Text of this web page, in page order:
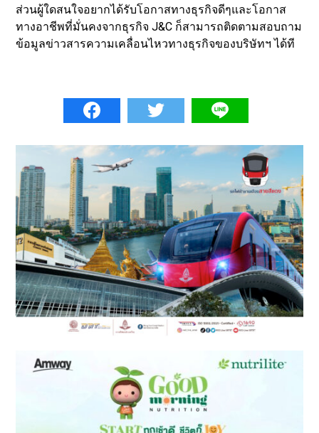
ส่วนผู้ใดสนใจอยากได้รับโอกาสทางธุรกิจดีๆและโอกาส
ทางอาชีพที่มั่นคงจากธุรกิจ J&C ก็สามารถติดตามสอบถาม
ข้อมูลข่าวสารความเคลื่อนไหวทางธุรกิจของบริษัทฯ ได้ที